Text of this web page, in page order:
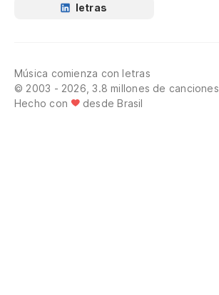
letras
Música comienza con letras
© 2003 - 2026, 3.8 millones de canciones
Hecho con
desde Brasil